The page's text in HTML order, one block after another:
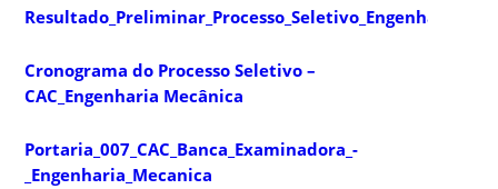
Cronograma do Processo Seletivo –
CAC_Engenharia Mecânica
Portaria_007_CAC_Banca_Examinadora_-
_Engenharia_Mecanica